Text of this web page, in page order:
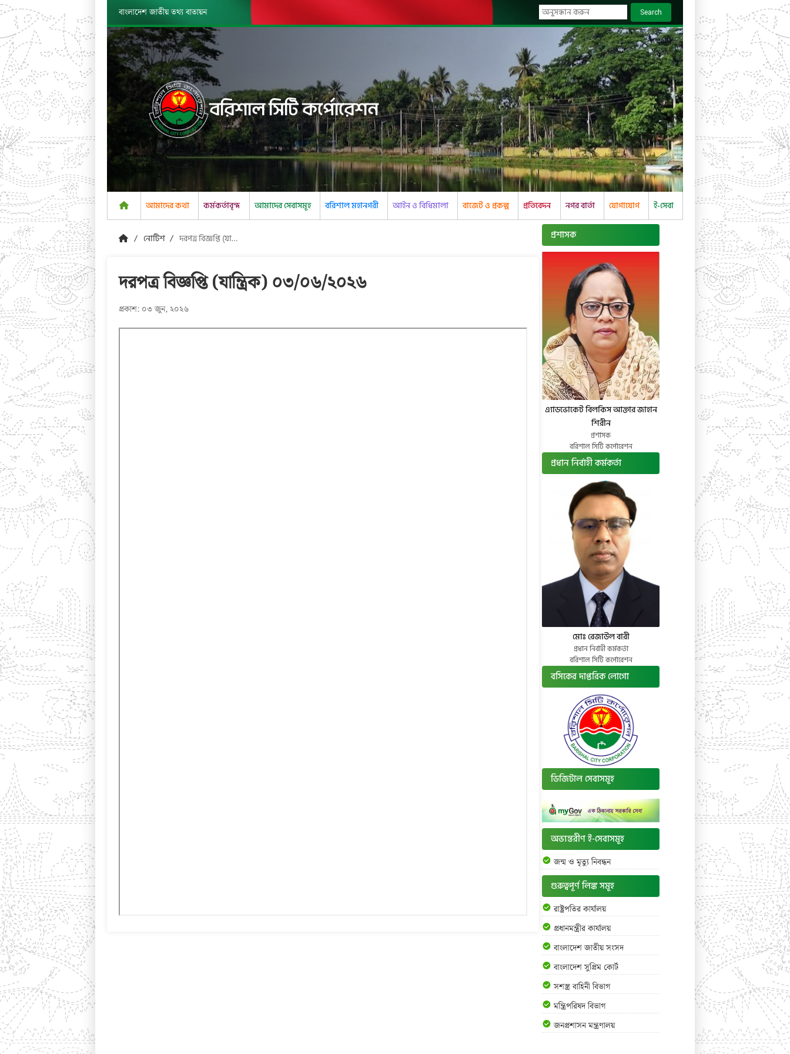
বাংলাদেশ জাতীয় তথ্য বাতায়ন Search
বরিশাল সিটি কর্পোরেশন
আমাদের কথা কর্মকর্তাবৃন্দ আমাদের সেবাসমূহ বরিশাল মহানগরী আইন ও বিধিমালা বাজেট ও প্রকল্প প্রতিবেদন নগর বার্তা যোগাযোগ ই-সেবা
নোটিশ দরপত্র বিজ্ঞপ্তি (যান্ত্রিক) ০৩/০৬/২০২৬
দরপত্র বিজ্ঞপ্তি (যান্ত্রিক) ০৩/০৬/২০২৬
প্রকাশ: ০৩ জুন, ২০২৬
প্রশাসক
এ্যাডভোকেট বিলকিস আক্তার জাহান
শিরীন
প্রশাসক
বরিশাল সিটি কর্পোরেশন
প্রধান নির্বাহী কর্মকর্তা
মোঃ রেজাউল বারী
প্রধান নির্বাহী কর্মকর্তা
বরিশাল সিটি কর্পোরেশন
বসিকের দাপ্তরিক লোগো
ডিজিটাল সেবাসমূহ
অভ্যন্তরীণ ই-সেবাসমূহ
জন্ম ও মৃত্যু নিবন্ধন
গুরুত্বপূর্ণ লিঙ্ক সমূহ
রাষ্ট্রপতির কার্যালয়
প্রধানমন্ত্রীর কার্যালয়
বাংলাদেশ জাতীয় সংসদ
বাংলাদেশ সুপ্রিম কোর্ট
সশস্ত্র বাহিনী বিভাগ
মন্ত্রিপরিষদ বিভাগ
জনপ্রশাসন মন্ত্রণালয়